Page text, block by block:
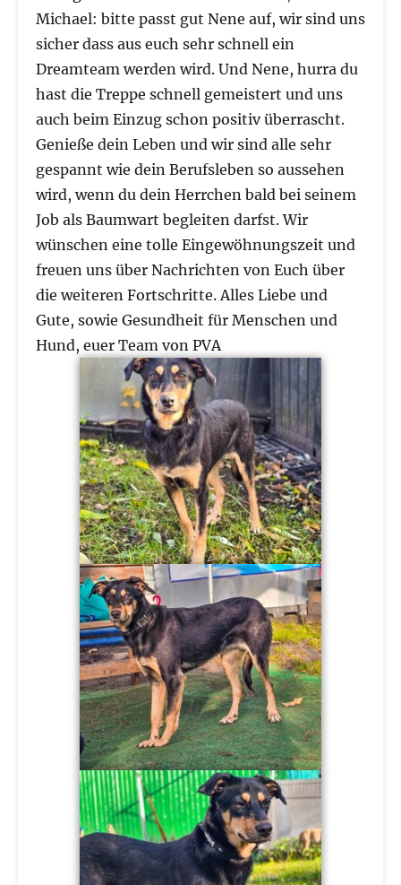
Michael: bitte passt gut Nene auf, wir sind uns
sicher dass aus euch sehr schnell ein
Dreamteam werden wird. Und Nene, hurra du
hast die Treppe schnell gemeistert und uns
auch beim Einzug schon positiv überrascht.
Genieße dein Leben und wir sind alle sehr
gespannt wie dein Berufsleben so aussehen
wird, wenn du dein Herrchen bald bei seinem
Job als Baumwart begleiten darfst. Wir
wünschen eine tolle Eingewöhnungszeit und
freuen uns über Nachrichten von Euch über
die weiteren Fortschritte. Alles Liebe und
Gute, sowie Gesundheit für Menschen und
Hund, euer Team von PVA